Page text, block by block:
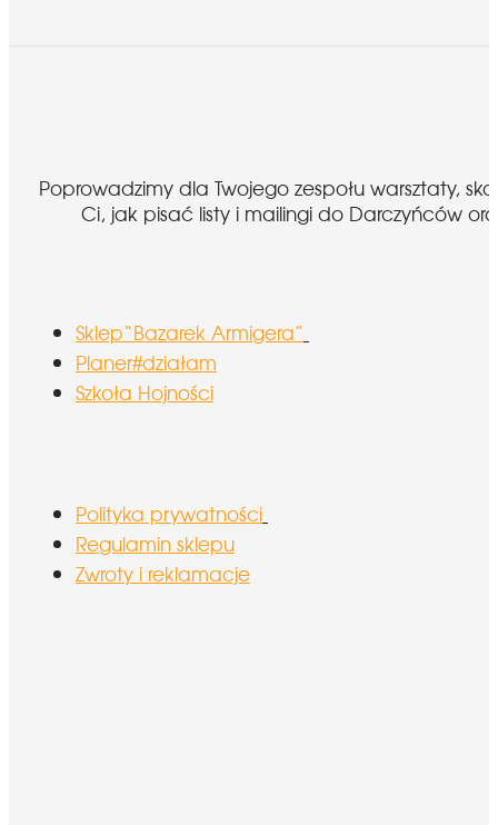
Poprowadzimy dla Twojego zespołu warsztaty,
Ci, jak pisać listy i mailingi do Darczyńców
Sklep“Bazarek Armigera”
Planer#działam
Szkoła Hojności
Polityka prywatności
Regulamin sklepu
Zwroty i reklamacje